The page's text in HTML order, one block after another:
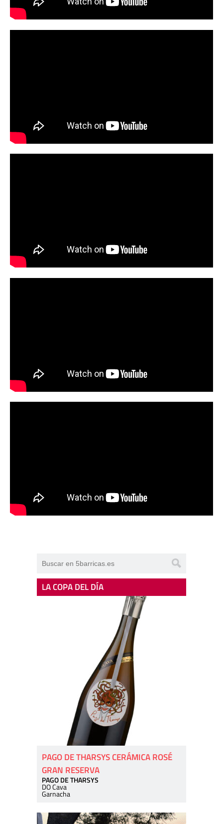
LA COPA DEL DÍA
PAGO DE THARSYS CERÁMICA ROSÉ
GRAN RESERVA
PAGO DE THARSYS
DO Cava
Garnacha